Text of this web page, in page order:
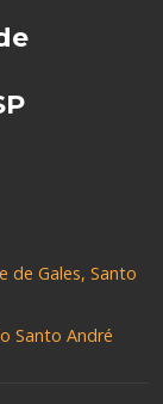
de Gales, Santo
Santo André